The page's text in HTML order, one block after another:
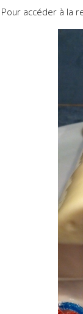
Pour accéder à la